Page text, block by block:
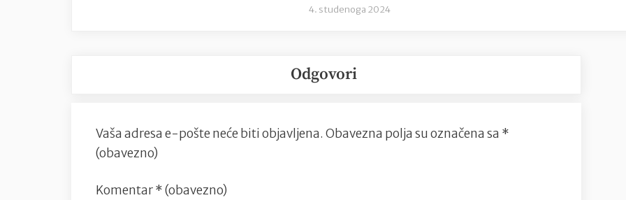
4. studenoga 2024
Odgovori
Vaša adresa e-pošte neće biti objavljena. Obavezna polja su označena sa *
(obavezno)
Komentar* (obavezno)